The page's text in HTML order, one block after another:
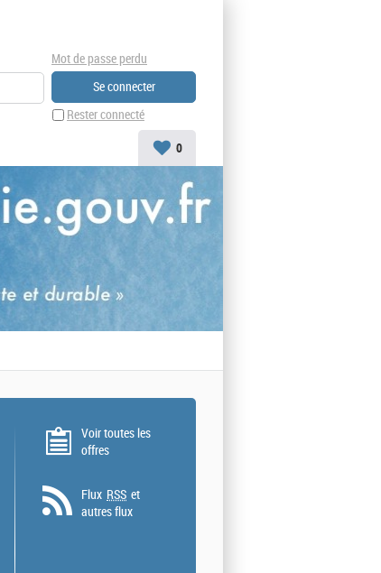
Rester connecté
Mot de passe perdu
0
Voir toutes les
offres
Flux RSS et
autres flux